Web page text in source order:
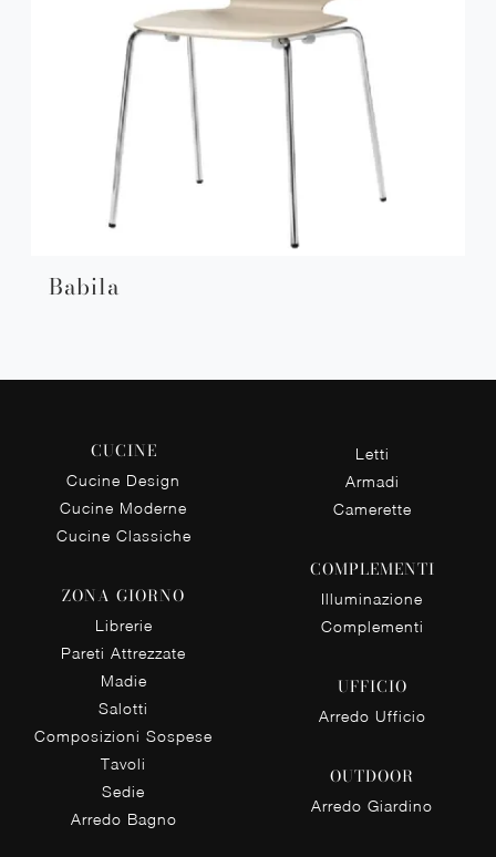
Babila
CUCINE
Cucine Design
Cucine Moderne
Cucine Classiche
ZONA GIORNO
Librerie
Pareti Attrezzate
Madie
Salotti
Composizioni Sospese
Tavoli
Sedie
Arredo Bagno
Letti
Armadi
Camerette
COMPLEMENTI
Illuminazione
Complementi
UFFICIO
Arredo Ufficio
OUTDOOR
Arredo Giardino